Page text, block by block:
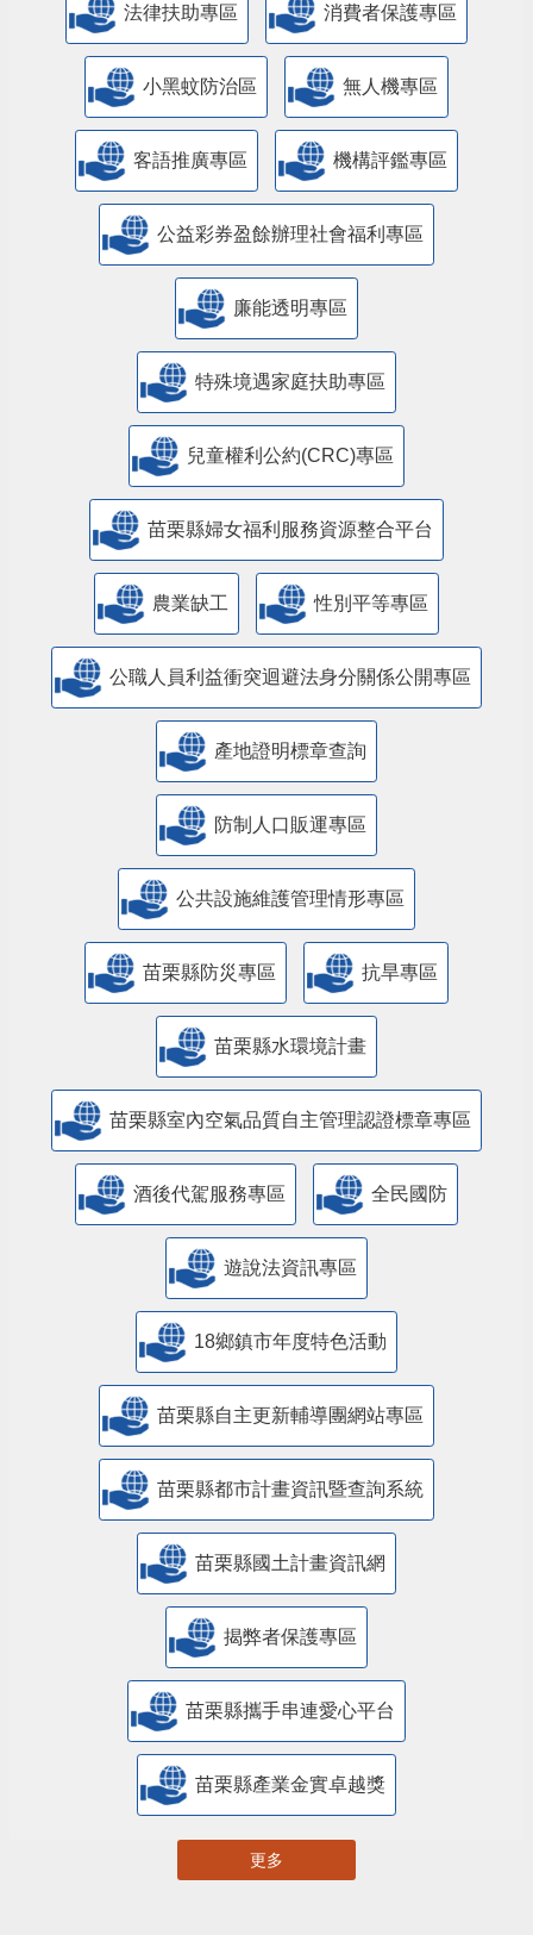
法律扶助專區 消費者保護專區
小黑蚊防治區 無人機專區
客語推廣專區 機構評鑑專區
公益彩券盈餘辦理社會福利專區
廉能透明專區
特殊境遇家庭扶助專區
兒童權利公約(CRC)專區
苗栗縣婦女福利服務資源整合平台
農業缺工 性別平等專區
公職人員利益衝突迴避法身分關係公開專區
產地證明標章查詢
防制人口販運專區
​公共設施維護管理情形專區
苗栗縣防災專區 抗旱專區
苗栗縣水環境計畫
苗栗縣室內空氣品質自主管理認證標章專區
酒後代駕服務專區 全民國防
遊說法資訊專區
18鄉鎮市年度特色活動
苗栗縣自主更新輔導團網站專區
苗栗縣都市計畫資訊暨查詢系統
苗栗縣國土計畫資訊網
揭弊者保護專區
苗栗縣攜手串連愛心平台
苗栗縣產業金實卓越獎
更多